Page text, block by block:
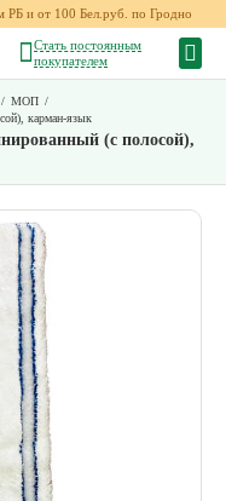
РБ и от 100 Бел.руб. по Гродно
Стать постоянным
покупателем
/ МОП /
карман-язык
(с полосой),